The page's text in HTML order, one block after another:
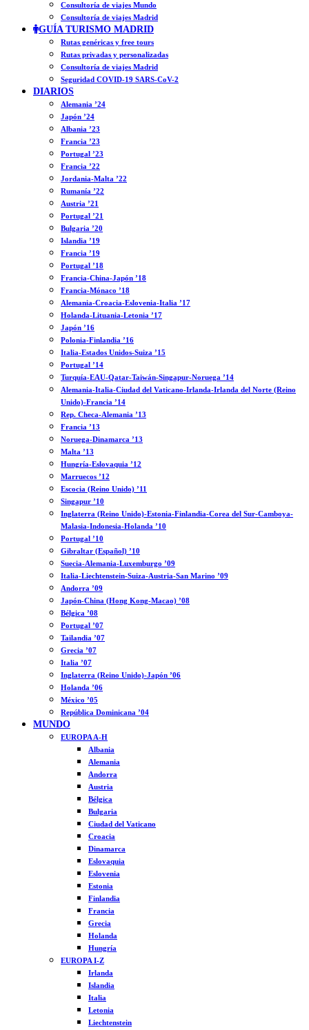
Consultoría de viajes Mundo
Consultoría de viajes Madrid
GUÍA TURISMO MADRID
Rutas genéricas y free tours
Rutas privadas y personalizadas
Consultoría de viajes Madrid
Seguridad COVID-19 SARS-CoV-2
DIARIOS
Alemania ’24
Japón ’24
Albania ’23
Francia ’23
Portugal ’23
Francia ’22
Jordania-Malta ’22
Rumanía ’22
Austria ’21
Portugal ’21
Bulgaria ’20
Islandia ’19
Francia ’19
Portugal ’18
Francia-China-Japón ’18
Francia-Mónaco ’18
Alemania-Croacia-Eslovenia-Italia ’17
Holanda-Lituania-Letonia ’17
Japón ’16
Polonia-Finlandia ’16
Italia-Estados Unidos-Suiza ’15
Portugal ’14
Turquía-EAU-Qatar-Taiwán-Singapur-Noruega ’14
Alemania-Italia-Ciudad del Vaticano-Irlanda-Irlanda del Norte (Reino
Unido)-Francia ’14
Rep. Checa-Alemania ’13
Francia ’13
Noruega-Dinamarca ’13
Malta ’13
Hungría-Eslovaquia ’12
Marruecos ’12
Escocia (Reino Unido) ’11
Singapur ’10
Inglaterra (Reino Unido)-Estonia-Finlandia-Corea del Sur-Camboya-
Malasia-Indonesia-Holanda ’10
Portugal ’10
Gibraltar (Español) ’10
Suecia-Alemania-Luxemburgo ’09
Italia-Liechtenstein-Suiza-Austria-San Marino ’09
Andorra ’09
Japón-China (Hong Kong-Macao) ’08
Bélgica ’08
Portugal ’07
Tailandia ’07
Grecia ’07
Italia ’07
Inglaterra (Reino Unido)-Japón ’06
Holanda ’06
México ’05
República Dominicana ’04
MUNDO
EUROPA A-H
Albania
Alemania
Andorra
Austria
Bélgica
Bulgaria
Ciudad del Vaticano
Croacia
Dinamarca
Eslovaquia
Eslovenia
Estonia
Finlandia
Francia
Grecia
Holanda
Hungría
EUROPA I-Z
Irlanda
Islandia
Italia
Letonia
Liechtenstein